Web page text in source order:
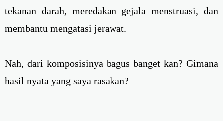
tekanan darah, meredakan gejala menstruasi, dan
membantu mengatasi jerawat.
Nah, dari komposisinya bagus banget kan? Gimana
hasil nyata yang saya rasakan?